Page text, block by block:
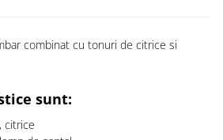
combinat cu tonuri de citrice si
sunt:
citrice